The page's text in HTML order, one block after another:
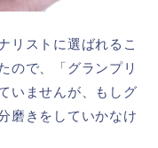
リストに選ばれるこ
ので、「グランプリ
いませんが、もしグ
磨きをしていかなけ